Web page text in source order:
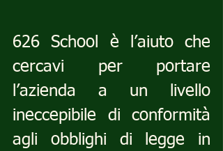
626 School è l’aiuto che
cercavi per portare
l’azienda a un livello
ineccepibile di conformità
agli obblighi di legge in